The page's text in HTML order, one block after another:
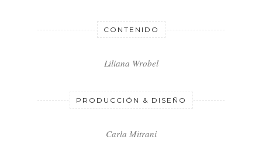
CONTENIDO
Liliana Wrobel
PRODUCCIÓN & DISEÑO
Carla Mitrani